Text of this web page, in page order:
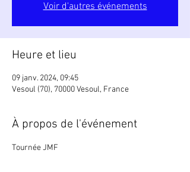
Voir d'autres événements
Heure et lieu
09 janv. 2024, 09:45
Vesoul (70), 70000 Vesoul, France
À propos de l'événement
Tournée JMF